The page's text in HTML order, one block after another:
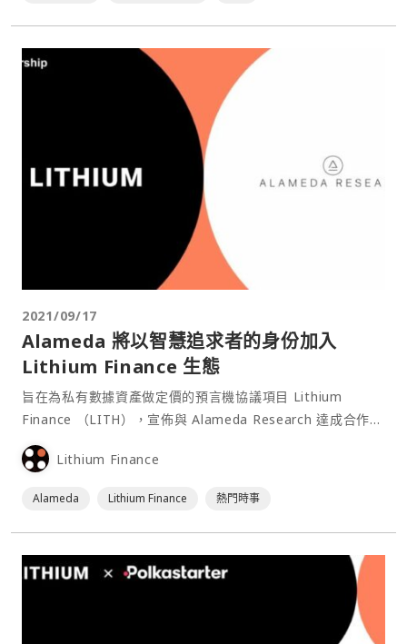
2021/09/17
Alameda 將以智慧追求者的身份加入
Lithium Finance 生態
旨在為私有數據資產做定價的預言機協議項目 Lithium
Finance （LITH），宣佈與 Alameda Research 達成合作，
Alameda Research 將作爲 Lithium Finance 的智慧追求者
（Wisdom Seeker）加入 Lithium 生態，專注於私募股權二
Lithium Finance
Alameda Lithium Finance 熱門時事